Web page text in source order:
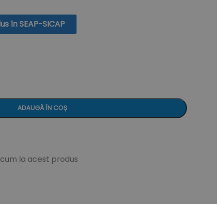
în SEAP-SICAP
ADAUGĂ ÎN COȘ
la acest produs